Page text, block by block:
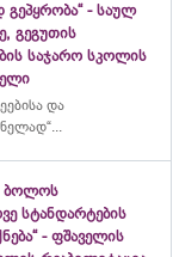
გეპყრობა“ - საულ
გეგუთის
საჯარო სკოლის
და
ბოლოს
სტანდარტების
- ფშაველის